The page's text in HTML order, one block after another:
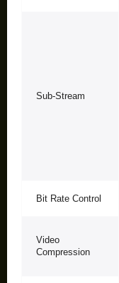
Sub-Stream
Bit Rate Control
Video
Compression